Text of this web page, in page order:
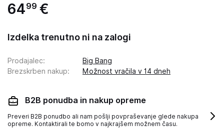
6499 €
Izdelka trenutno ni na zalogi
Prodajalec:
Big Bang
Brezskrben nakup: Možnost vračila v 14 dneh
B2B ponudba in nakup opreme
Preveri B2B ponudbo ali nam pošlji povpraševanje glede nakupa
opreme. Kontaktirali te bomo v najkrajšem možnem času.